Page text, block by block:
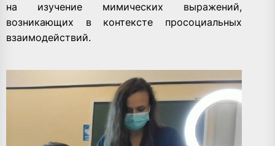
на изучение мимических выражений,
возникающих в контексте просоциальных
взаимодействий.